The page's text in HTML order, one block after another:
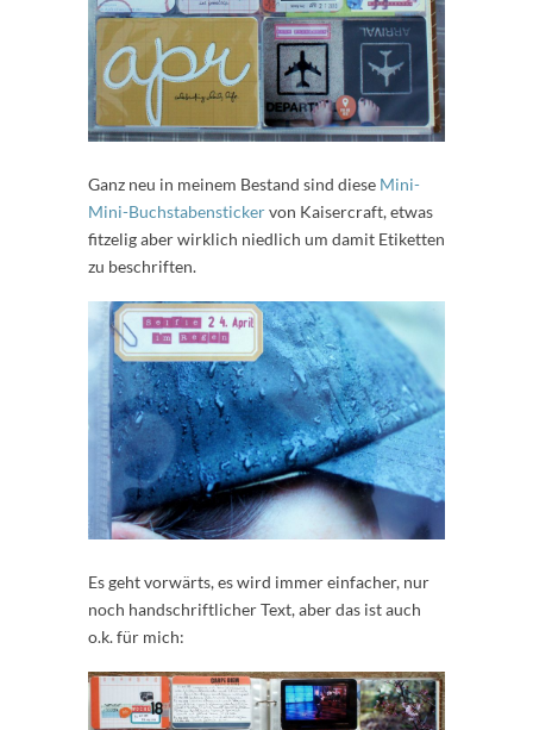
Ganz neu in meinem Bestand sind diese Mini-
Mini-Buchstabenstickervon Kaisercraft, etwas
fitzelig aber wirklich niedlich um damit Etiketten
zu beschriften.
Es geht vorwärts, es wird immer einfacher, nur
noch handschriftlicher Text, aber das ist auch
o.k. für mich: